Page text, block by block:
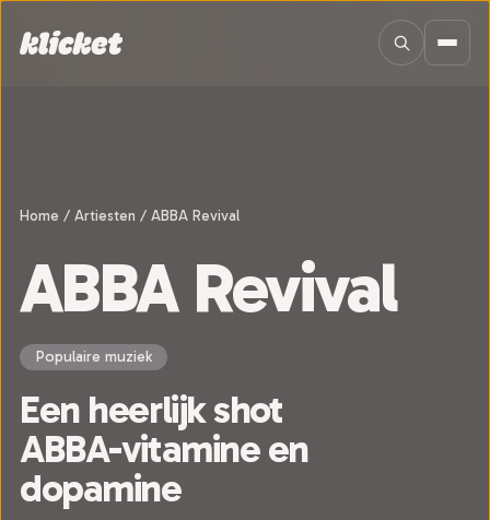
Home / Artiesten / ABBA Revival
ABBA Revival
Populaire muziek
Een heerlijk shot
ABBA-vitamine en
dopamine